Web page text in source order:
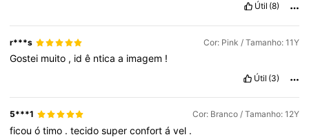
Útil (8)
r***s Cor: Pink / Tamanho: 11Y
Gostei muito , idê nticaa imagem !
Útil (3)
5***1 Cor: Branco / Tamanho: 12Y
ficouótimo .tecidosuperconfortável .